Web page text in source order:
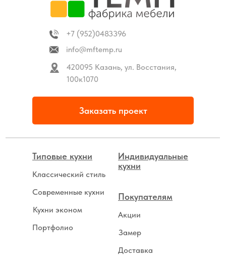
Классический стиль
Кухни эконом
Современные кухни
Портфолио
Индивидуальные
кухни
Типовые кухни
Акции
Замер
Доставка
Покупателям
Заказать проект
+7 (952)0483396
info@mftemp.ru
420095 Казань, ул. Восстания,
100к1070